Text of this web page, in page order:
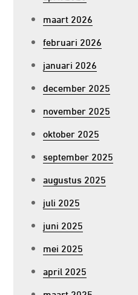
maart 2026
februari 2026
januari 2026
december 2025
november 2025
oktober 2025
september 2025
augustus 2025
juli 2025
juni 2025
mei 2025
april 2025